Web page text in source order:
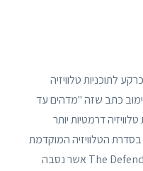
לתוכניות טלוויזיה
כתב שזה "מדהים עד
דרמטיות יותר
הטלוויזיה המוקדמת
ביותר המתארת ​​משרד עורכי דין, The Defenders אשר נסבה